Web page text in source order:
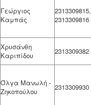
Γεώργιος
Καμπάς
2313309815,
2313309816
Χρυσάνθη
Καριπίδου
2313309382
Όλγα Μανωλή -
Ζηκοπούλου
2313309930